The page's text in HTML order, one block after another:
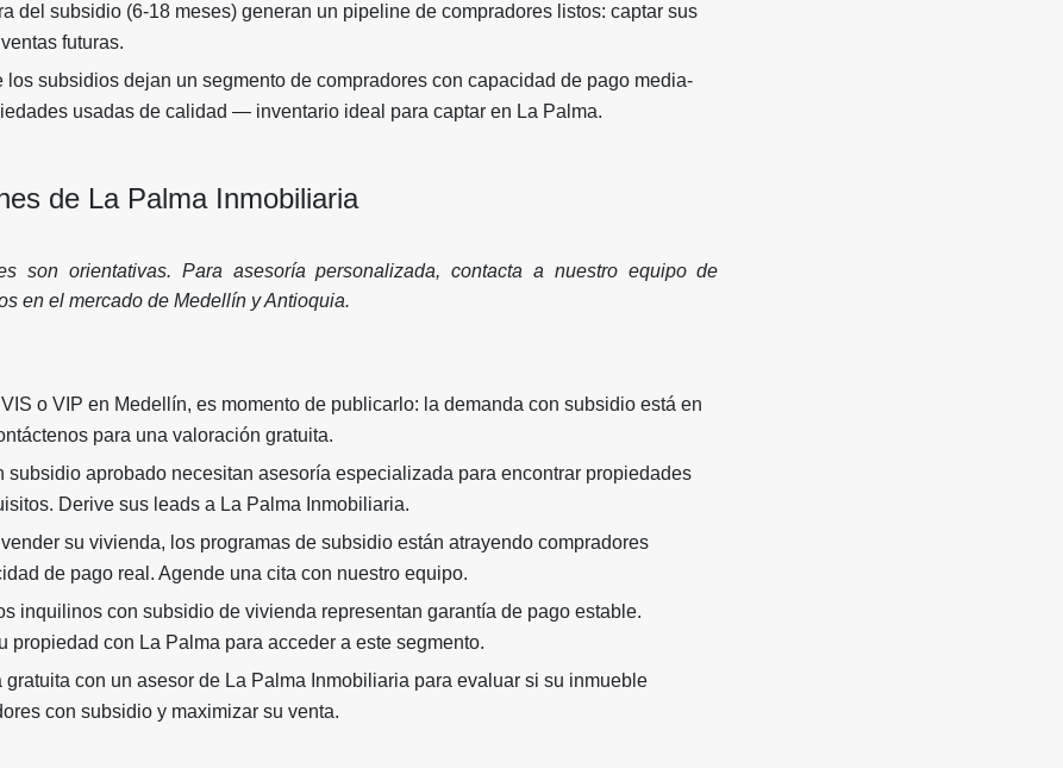
del subsidio (6-18 meses) generan un pipeline de compradores listos: captar sus
futuras.
los subsidios dejan un segmento de compradores con capacidad de pago media-
usadas de calidad — inventario ideal para captar en La Palma.
de La Palma Inmobiliaria
son orientativas. Para asesoría personalizada, contacta a nuestro equipo de
en el mercado de Medellín y Antioquia.
o VIP en Medellín, es momento de publicarlo: la demanda con subsidio está en
para una valoración gratuita.
subsidio aprobado necesitan asesoría especializada para encontrar propiedades
Derive sus leads a La Palma Inmobiliaria.
su vivienda, los programas de subsidio están atrayendo compradores
de pago real. Agende una cita con nuestro equipo.
inquilinos con subsidio de vivienda representan garantía de pago estable.
propiedad con La Palma para acceder a este segmento.
con un asesor de La Palma Inmobiliaria para evaluar si su inmueble
con subsidio y maximizar su venta.